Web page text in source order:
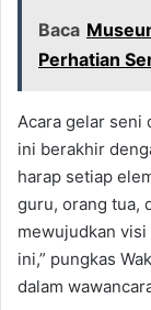
Baca
Perhatian
Acara gelar seni
ini berakhir
harap setiap
guru, orang tua,
mewujudkan
ini,” pungkas
dalam